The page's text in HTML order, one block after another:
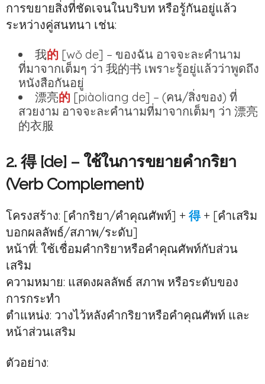
การขยายสิ่งที่ชัดเจนในบริบท หรือรู้กันอยู่แล้ว
ระหว่างคู่สนทนา เช่น:
我的 [wǒ de] – ของฉัน อาจจะละคำนาม
ที่มาจากเต็มๆ ว่า 我的书 เพราะรู้อยู่แล้วว่าพูดถึง
หนังสือกันอยู่
漂亮的 [piàoliang de] – (คน/สิ่งของ) ที่
สวยงาม อาจจะละคำนามที่มาจากเต็มๆ ว่า 漂亮
的衣服
2. 得 [de] – ใช้ในการขยายคำกริยา
(Verb Complement)
โครงสร้าง: [คำกริยา/คำคุณศัพท์] + 得+ [คำเสริม
บอกผลลัพธ์/สภาพ/ระดับ]
หน้าที่: ใช้เชื่อมคำกริยาหรือคำคุณศัพท์กับส่วน
เสริม
ความหมาย: แสดงผลลัพธ์ สภาพ หรือระดับของ
การกระทำ
ตำแหน่ง: วางไว้หลังคำกริยาหรือคำคุณศัพท์ และ
หน้าส่วนเสริม
ตัวอย่าง: